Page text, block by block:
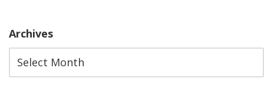
Archives